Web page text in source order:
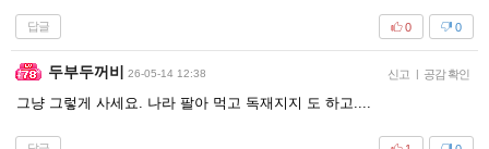
답글 0
0
두부두꺼비 26-05-14 12:38 신고 | 공감 확인
그냥 그렇게 사세요. 나라 팔아 먹고 독재지지 도 하고....